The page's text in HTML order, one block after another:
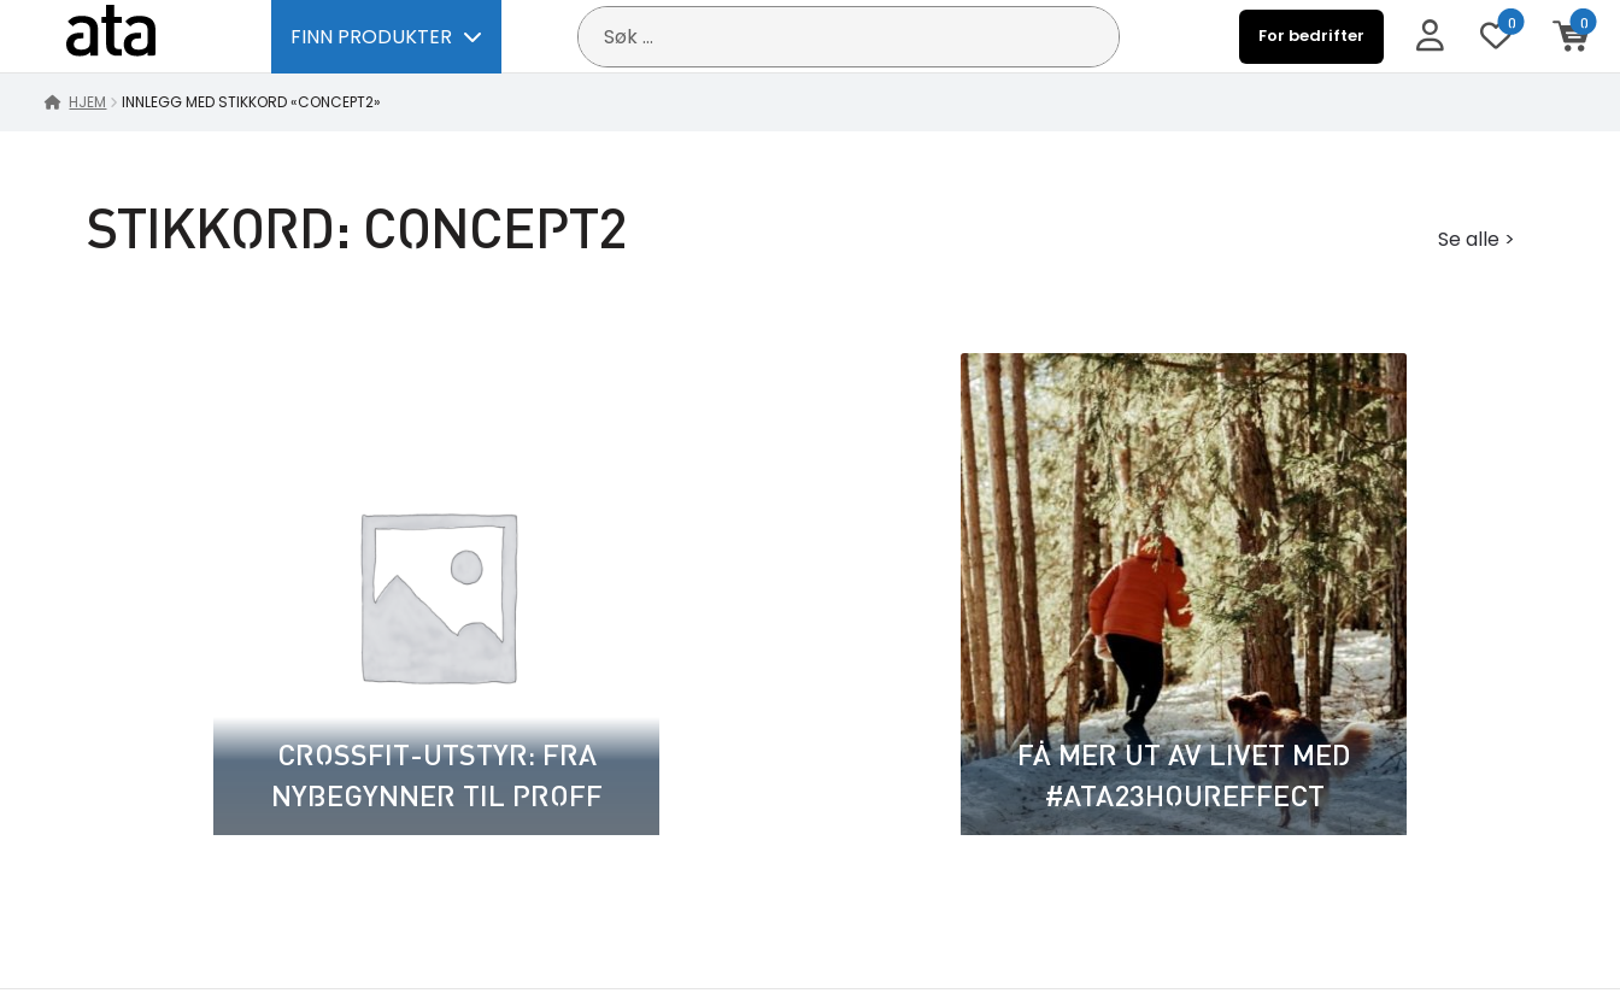
FINN PRODUKTER
Søk
etter:
For bedrifter
0 0
HJEM INNLEGG MED STIKKORD «CONCEPT2»
STIKKORD: CONCEPT2 Se alle >
CROSSFIT-UTSTYR: FRA
NYBEGYNNER TIL PROFF
FÅ MER UT AV LIVET MED
#ATA23HOUREFFECT